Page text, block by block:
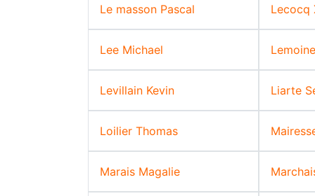
Le masson Pascal Lecocq
Lee Michael
Levillain Kevin Liarte
Loilier Thomas
Marais Magalie